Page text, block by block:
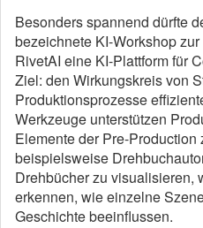
Besonders spannend dürfte
bezeichnete KI-Workshop
RivetAI eine KI-Plattform für
Ziel: den Wirkungskreis von
Produktionsprozesse
Werkzeuge unterstützen
Elemente der Pre-
beispielsweise
Drehbücher zu visualisieren,
erkennen, wie einzelne
Geschichte beeinflussen.